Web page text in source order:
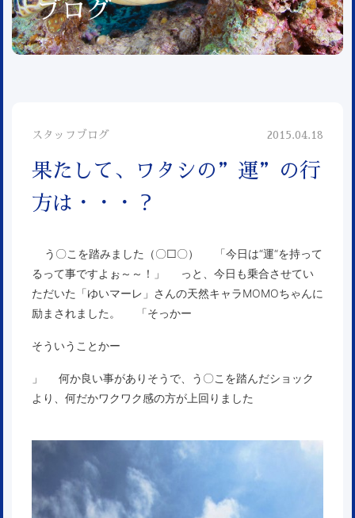
ブログ
スタッフブログ 2015.04.18
果たして、ワタシの”運”の行
方は・・・？
う〇こを踏みました（〇□〇） 「今日は“運“を持って
るって事ですよぉ～～！」 っと、今日も乗合させてい
ただいた「ゆいマーレ」さんの天然キャラMOMOちゃんに
励まされました。 「そっかー
そういうことかー
」 何か良い事がありそうで、う〇こを踏んだショック
より、何だかワクワク感の方が上回りました